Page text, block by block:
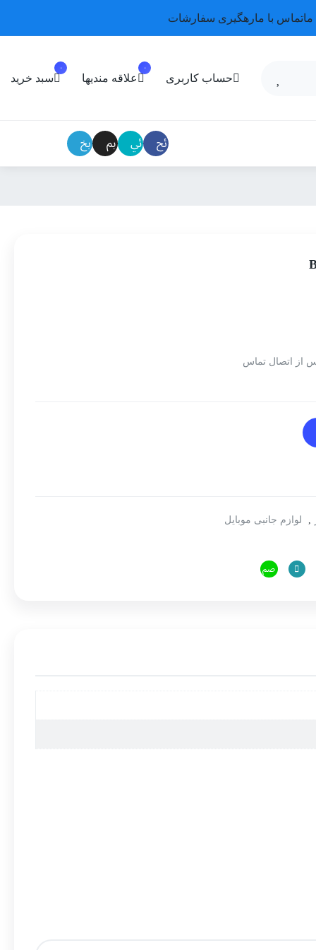
ماتماس با مارهگیری سفارشات
حساب کاربری
۰
علاقه مندیها
۰
سبد خرید
از اتصال تماس
,
لوازم جانبی موبایل